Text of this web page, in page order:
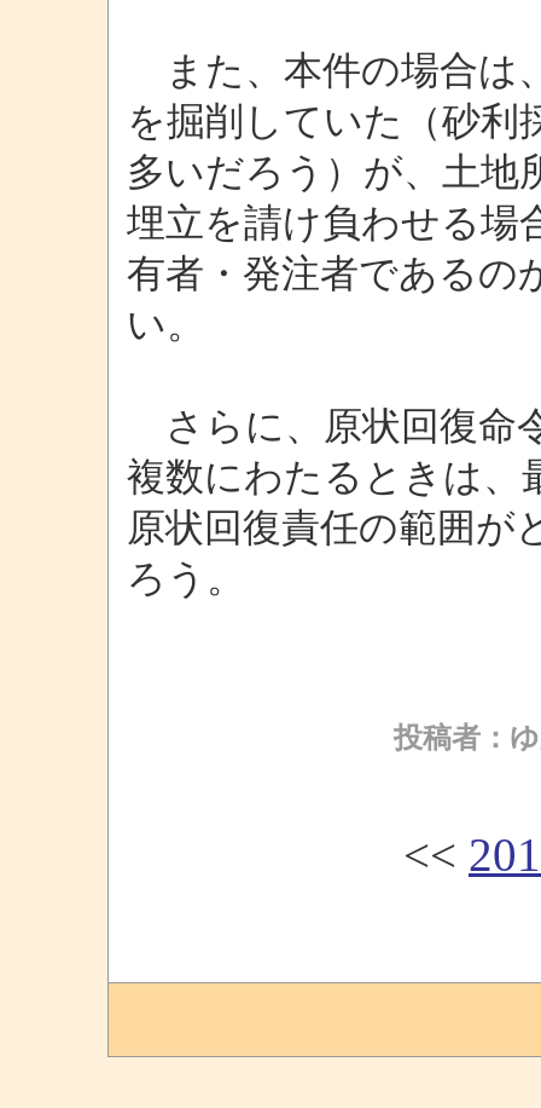
また、本件の場合は
を掘削していた（砂利
多いだろう）が、土地
埋立を請け負わせる場
有者・発注者であるの
い。
さらに、原状回復命
複数にわたるときは、
原状回復責任の範囲が
ろう。
投稿者：
<<